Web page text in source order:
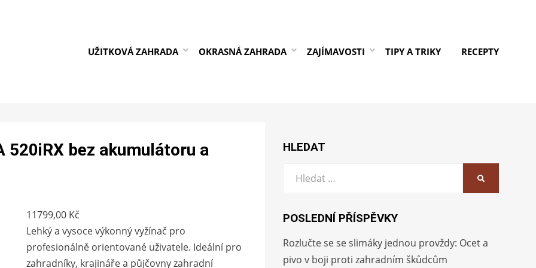
UŽITKOVÁ ZAHRADA OKRASNÁ ZAHRADA ZAJÍMAVOSTI TIPY A TRIKY RECEPTY
520iRX bez akumulátoru a
11799,00 Kč
Lehký a vysoce výkonný vyžínač pro
profesionálně orientované uživatele. Ideální pro
zahradníky, krajináře a půjčovny zahradní
HLEDAT
Vyhledat:
POSLEDNÍ PŘÍSPĚVKY
Rozlučte se se slimáky jednou provždy: Ocet a
pivo v boji proti zahradním škůdcům